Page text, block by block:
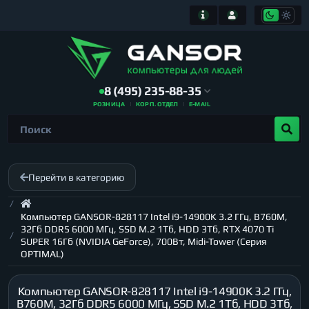
8 (495) 235-88-35
РОЗНИЦА КОРП. ОТДЕЛ E-MAIL
Перейти в категорию
Компьютер GANSOR-828117 Intel i9-14900K 3.2 ГГц, B760M,
32Гб DDR5 6000 МГц, SSD M.2 1Тб, HDD 3Тб, RTX 4070 Ti
SUPER 16Гб (NVIDIA GeForce), 700Вт, Midi-Tower (Серия
OPTIMAL)
Компьютер GANSOR-828117 Intel i9-14900K 3.2 ГГц,
B760M, 32Гб DDR5 6000 МГц, SSD M.2 1Тб, HDD 3Тб,